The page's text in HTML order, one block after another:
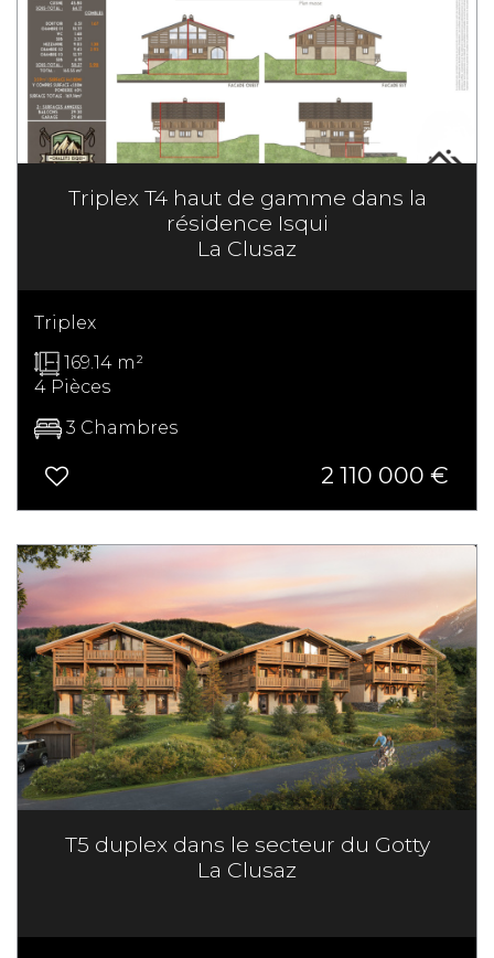
Triplex T4 haut de gamme dans la
résidence Isqui
La Clusaz
Triplex
169.14 m²
4 Pièces
3 Chambres
2 110 000 €
T5 duplex dans le secteur du Gotty
La Clusaz